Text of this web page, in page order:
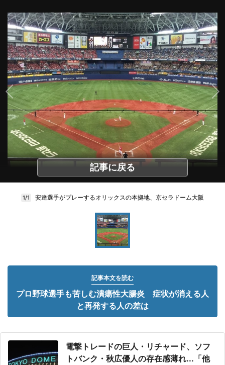
記事に戻る
1/1 安達選手がプレーするオリックスの本拠地、京セラドーム大阪
記事本文を読む
プロ野球選手も苦しむ潰瘍性大腸炎 症状が消える人
と再発する人の差は
電撃トレードの巨人・リチャード、ソフ
トバンク・秋広優人の存在感薄れ...「他